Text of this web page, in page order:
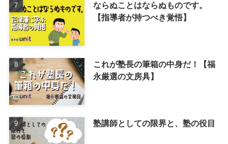
ならぬことはならぬものです。
【指導者が持つべき覚悟】
これが塾長の筆箱の中身だ！【福
永厳選の文房具】
塾講師としての限界と、塾の役目